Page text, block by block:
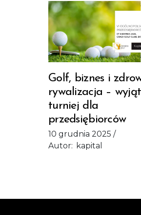
Golf, biznes i
rywalizacja –
turniej dla
przedsiębiorców
10 grudnia 2025
Autor: kapital